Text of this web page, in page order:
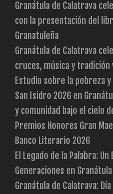
Granátula de Calatrava
con la presentación del
Granatuleña
Granátula de Calatrava
cruces, música y tradición
Estudio sobre la pobreza y
San Isidro 2026 en
y comunidad bajo el cielo
Premios Honores Gran
Banco Literario 2026
El Legado de la Palabra:
Generaciones en Granátula
Granátula de Calatrava: